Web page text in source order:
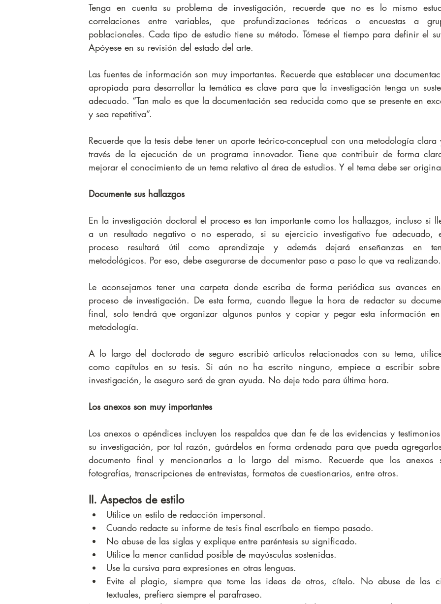
Tenga en cuenta su problema de investigación, recuerde que no es lo mismo
correlaciones entre variables, que profundizaciones teóricas o encuestas a
poblacionales. Cada tipo de estudio tiene su método. Tómese el tiempo para definir el
Apóyese en su revisión del estado del arte.
Las fuentes de información son muy importantes. Recuerde que establecer una
apropiada para desarrollar la temática es clave para que la investigación tenga un
adecuado. “Tan malo es que la documentación sea reducida como que se presente en
y sea repetitiva”.
Recuerde que la tesis debe tener un aporte teórico-conceptual con una metodología clara
través de la ejecución de un programa innovador. Tiene que contribuir de forma
mejorar el conocimiento de un tema relativo al área de estudios. Y el tema debe ser
Documente sus hallazgos
En la investigación doctoral el proceso es tan importante como los hallazgos, incluso si
a un resultado negativo o no esperado, si su ejercicio investigativo fue adecuado,
proceso resultará útil como aprendizaje y además dejará enseñanzas en
metodológicos. Por eso, debe asegurarse de documentar paso a paso lo que va realizando.
Le aconsejamos tener una carpeta donde escriba de forma periódica sus avances
proceso de investigación. De esta forma, cuando llegue la hora de redactar su
final, solo tendrá que organizar algunos puntos y copiar y pegar esta información
metodología.
A lo largo del doctorado de seguro escribió artículos relacionados con su tema,
como capítulos en su tesis. Si aún no ha escrito ninguno, empiece a escribir
investigación, le aseguro será de gran ayuda. No deje todo para última hora.
Los anexos son muy importantes
Los anexos o apéndices incluyen los respaldos que dan fe de las evidencias y
su investigación, por tal razón, guárdelos en forma ordenada para que pueda
documento final y mencionarlos a lo largo del mismo. Recuerde que los anexos
fotografías, transcripciones de entrevistas, formatos de cuestionarios, entre otros.
II. Aspectos de estilo
Utilice un estilo de redacción impersonal.
Cuando redacte su informe de tesis final escríbalo en tiempo pasado.
No abuse de las siglas y explique entre paréntesis su significado.
Utilice la menor cantidad posible de mayúsculas sostenidas.
Use la cursiva para expresiones en otras lenguas.
Evite el plagio, siempre que tome las ideas de otros, cítelo. No abuse de las
textuales, prefiera siempre el parafraseo.